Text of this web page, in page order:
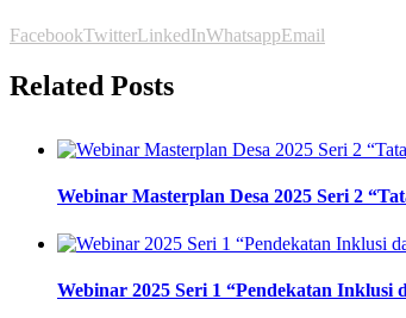
FacebookTwitterLinkedInWhatsappEmail
Related Posts
Webinar Masterplan Desa 2025 Seri 2
Webinar 2025 Seri 1 “Pendekatan Inklusi